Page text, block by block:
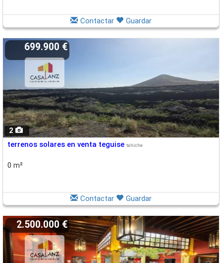
Contactar Guardar
2
699.900 €
terrenos solares en venta teguise tahiche
0 m²
Contactar Guardar
2.500.000 €